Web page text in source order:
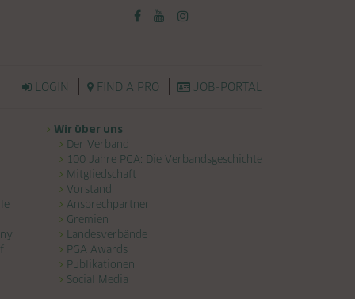
LOGIN FIND A PRO JOB-PORTAL
Wir über uns
Der Verband
100 Jahre PGA: Die Verbandsgeschichte
Mitgliedschaft
Vorstand
Ansprechpartner
Gremien
Landesverbände
PGA Awards
Publikationen
Social Media